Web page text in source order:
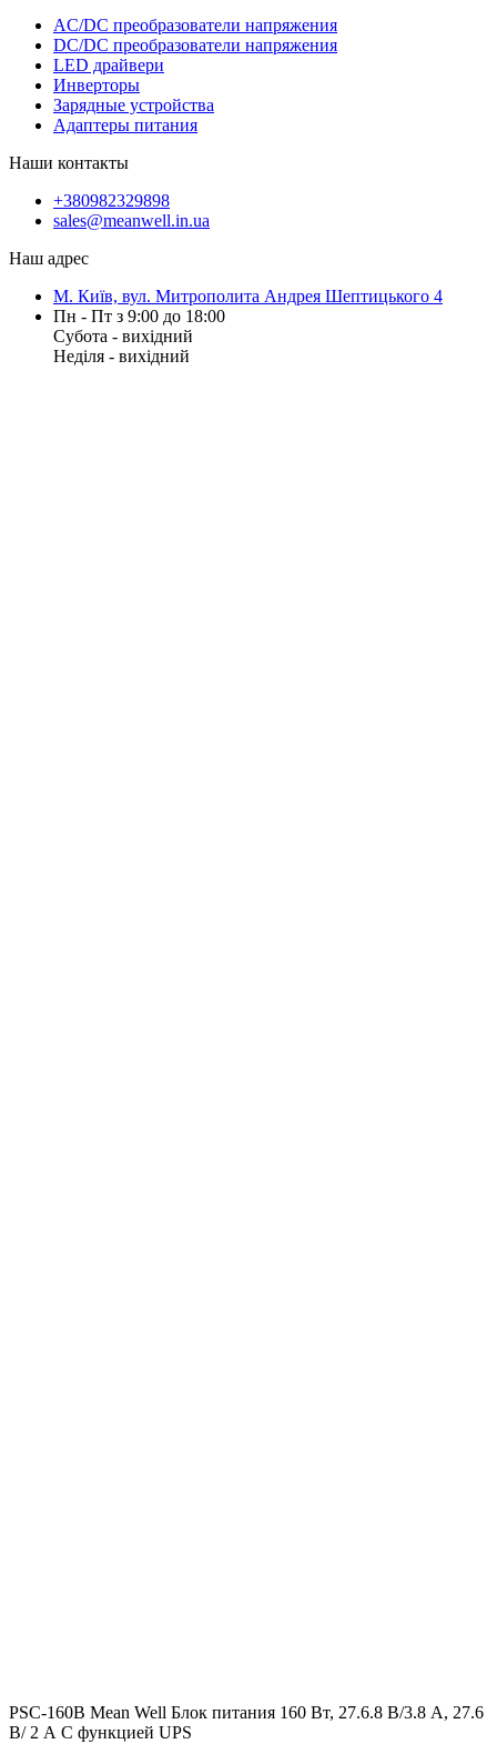
AC/DC преобразователи напряжения
DC/DC преобразователи напряжения
LED драйвери
Инверторы
Зарядные устройства
Адаптеры питания
Наши контакты
+380982329898
sales@meanwell.in.ua
Наш адрес
М. Київ, вул. Митрополита Андрея Шептицького 4
Пн - Пт з 9:00 до 18:00
Субота - вихідний
Неділя - вихідний
PSC-160B Mean Well Блок питания 160 Вт, 27.6.8 В/3.8 А, 27.6
В/ 2 А С функцией UPS